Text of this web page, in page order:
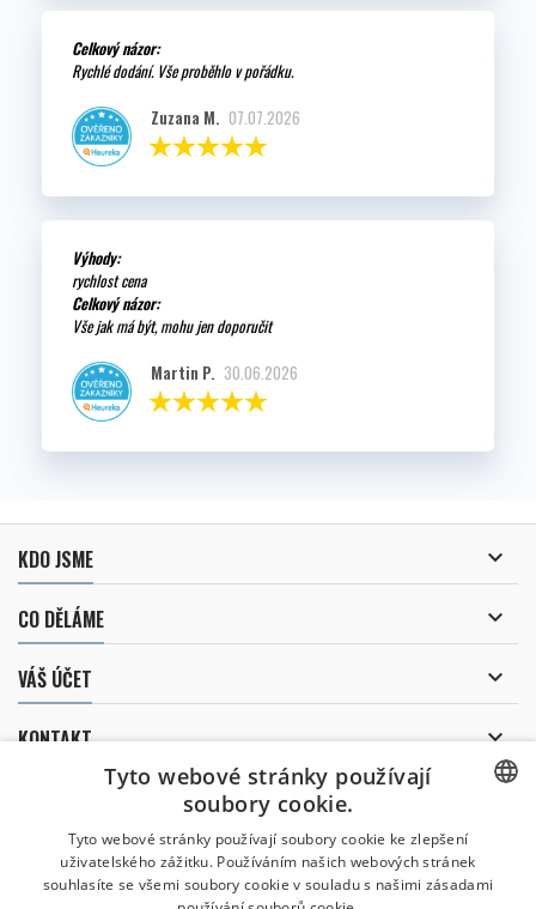
Celkový názor:
Rychlé dodání. Vše proběhlo v pořádku.
Zuzana M. 07.07.2026
Výhody:
rychlost cena
Celkový názor:
Vše jak má být, mohu jen doporučit
Martin P. 30.06.2026
KDO JSME 
CO DĚLÁME 
VÁŠ ÚČET 
KONTAKT 
ODBĚR NOVINEK
Uděluji souhlas se
CZECH
Tyto webové stránky používají
soubory cookie.
Tyto webové stránky používají soubory cookie ke zlepšení
uživatelského zážitku. Používáním našich webových stránek
souhlasíte se všemi soubory cookie v souladu s našimi zásadami